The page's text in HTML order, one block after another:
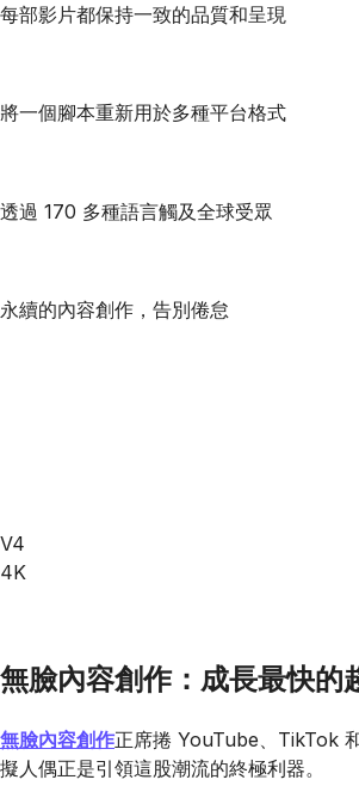
每部影片都保持一致的品質和呈現
將一個腳本重新用於多種平台格式
透過 170 多種語言觸及全球受眾
永續的內容創作，告別倦怠
V4
4K
無臉內容創作：成長最快的
無臉內容創作正席捲 YouTube、TikTok
擬人偶正是引領這股潮流的終極利器。